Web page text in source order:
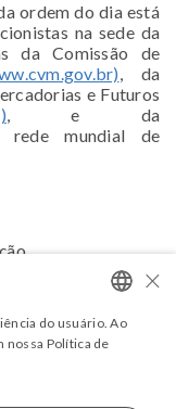
ordem do dia está
na sede da
da Comissão de
, da
e Futuros
, e da
rede mundial de
PORTUGUESE
×
do usuário. Ao
nossa Política de